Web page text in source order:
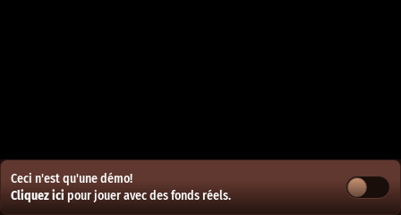
Ceci n'est qu'une démo!
Cliquez ici pour jouer avec des fonds réels.